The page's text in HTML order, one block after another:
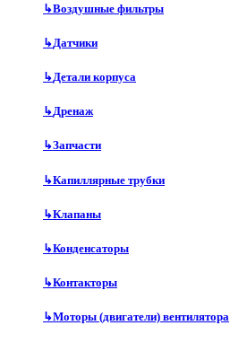
↳Воздушные фильтры
↳Датчики
↳Детали корпуса
↳Дренаж
↳Запчасти
↳Капиллярные трубки
↳Клапаны
↳Конденсаторы
↳Контакторы
↳Моторы (двигатели) вентилятора